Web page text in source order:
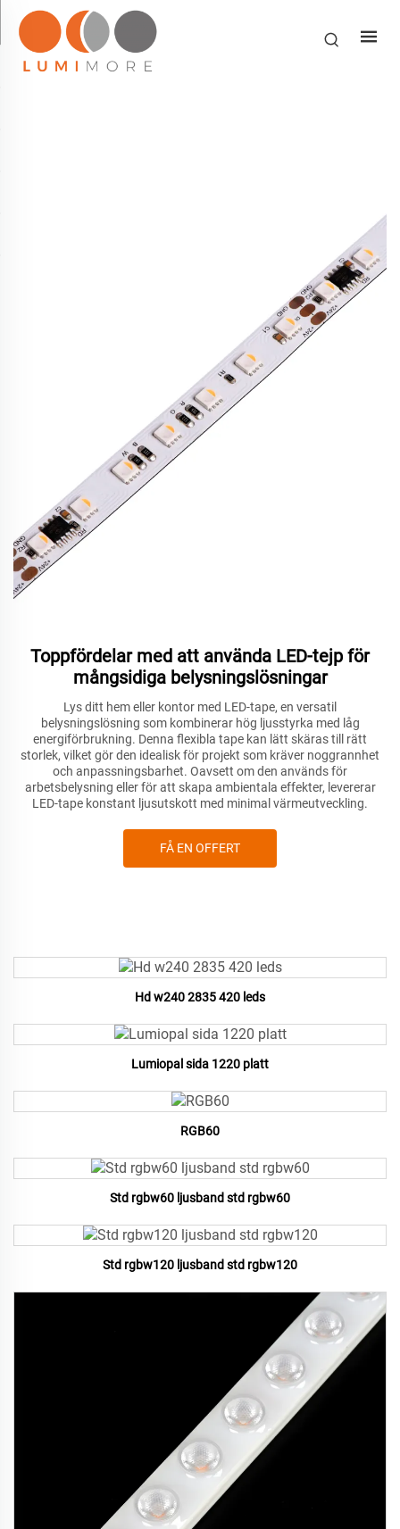
Toppfördelar med att använda LED-tejp för
mångsidiga belysningslösningar
Lys ditt hem eller kontor med LED-tape, en versatil
belysningslösning som kombinerar hög ljusstyrka med låg
energiförbrukning. Denna flexibla tape kan lätt skäras till rätt
storlek, vilket gör den idealisk för projekt som kräver noggrannhet
och anpassningsbarhet. Oavsett om den används för
arbetsbelysning eller för att skapa ambientala effekter, levererar
LED-tape konstant ljusutskott med minimal värmeutveckling.
FÅ EN OFFERT
Hd w240 2835 420 leds
Lumiopal sida 1220 platt
RGB60
Std rgbw60 ljusband std rgbw60
Std rgbw120 ljusband std rgbw120